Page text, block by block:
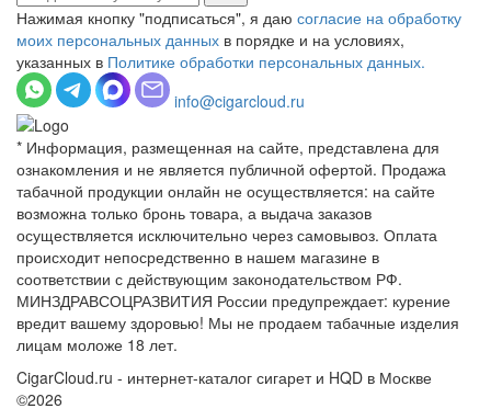
Нажимая кнопку "подписаться", я даю согласие на обработку
моих персональных данных в порядке и на условиях,
указанных в Политике обработки персональных данных.
info@cigarcloud.ru
* Информация, размещенная на сайте, представлена для
ознакомления и не является публичной офертой. Продажа
табачной продукции онлайн не осуществляется: на сайте
возможна только бронь товара, а выдача заказов
осуществляется исключительно через самовывоз. Оплата
происходит непосредственно в нашем магазине в
соответствии с действующим законодательством РФ.
МИНЗДРАВСОЦРАЗВИТИЯ России предупреждает: курение
вредит вашему здоровью! Мы не продаем табачные изделия
лицам моложе 18 лет.
CigarCloud.ru - интернет-каталог сигарет и HQD в Москве
©2026